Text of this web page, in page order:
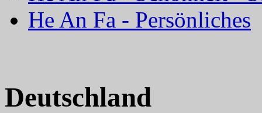
He An Fa - Persönliches
Deutschland